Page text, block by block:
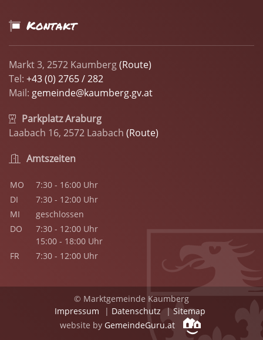
Kontakt
Markt 3, 2572 Kaumberg(Route)
Tel: +43 (0) 2765 / 282
Mail: gemeinde@kaumberg.gv.at
Parkplatz Araburg
Laabach 16, 2572 Laabach (Route)
Amtszeiten
MO
7:30 - 16:00 Uhr
DI
7:30 - 12:00 Uhr
MI
geschlossen
DO
7:30 - 12:00 Uhr
15:00 - 18:00 Uhr
FR
7:30 - 12:00 Uhr
© Marktgemeinde Kaumberg
Impressum
| Datenschutz | Sitemap
website by GemeindeGuru.at